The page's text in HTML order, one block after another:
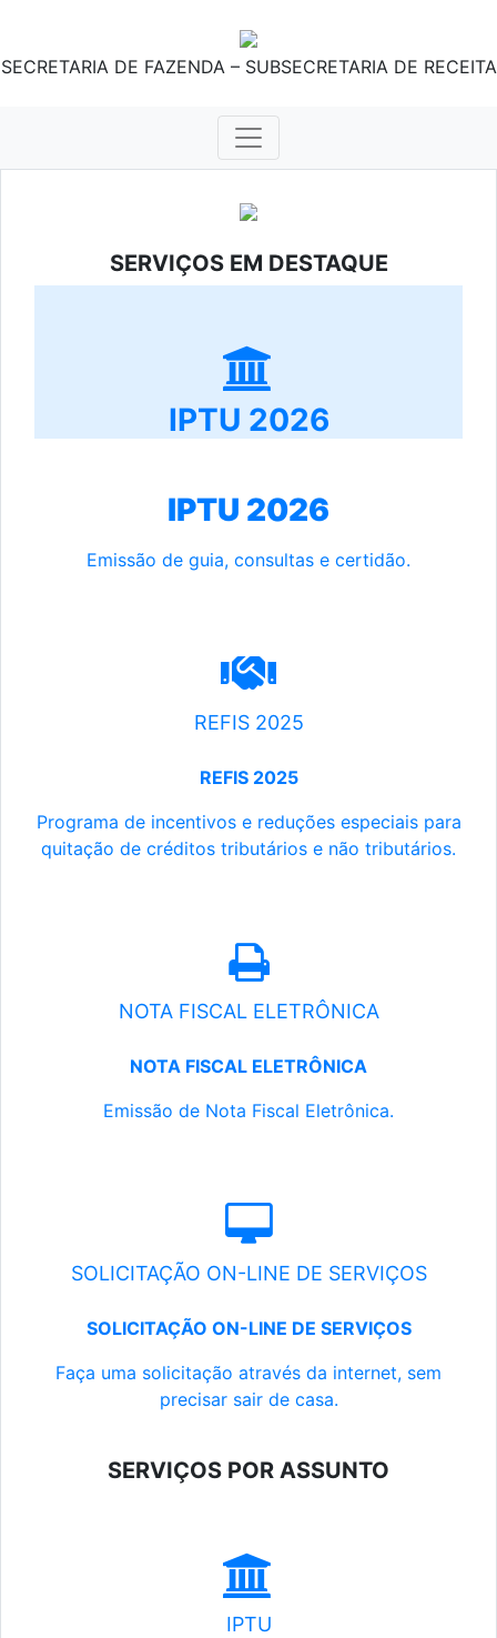
SECRETARIA DE FAZENDA – SUBSECRETARIA DE RECEITA
SERVIÇOS EM DESTAQUE
IPTU 2026
IPTU 2026
Emissão de guia, consultas e certidão.
REFIS 2025
REFIS 2025
Programa de incentivos e reduções especiais para
quitação de créditos tributários e não tributários.
NOTA FISCAL ELETRÔNICA
NOTA FISCAL ELETRÔNICA
Emissão de Nota Fiscal Eletrônica.
SOLICITAÇÃO ON-LINE DE SERVIÇOS
SOLICITAÇÃO ON-LINE DE SERVIÇOS
Faça uma solicitação através da internet, sem
precisar sair de casa.
SERVIÇOS POR ASSUNTO
IPTU